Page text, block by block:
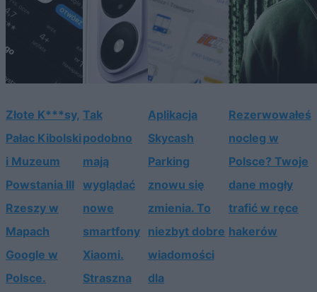
Złote K***sy,
Pałac Kibolski
i Muzeum
Powstania III
Rzeszy w
Mapach
Google w
Polsce.
Tak
podobno
mają
wyglądać
nowe
smartfony
Xiaomi.
Straszna
Aplikacja
Skycash
Parking
znowu się
zmienia. To
niezbyt dobre
wiadomości
dla
Rezerwowałeś
nocleg w
Polsce? Twoje
dane mogły
trafić w ręce
hakerów